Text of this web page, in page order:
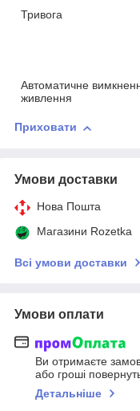
Тривога
Автоматичне
живлення
Приховати
Умови доставки
Нова Пошта
Магазини Rozetka
Всі умови доставки
Умови оплати
Ви отримаєте
або гроші
Детальніше